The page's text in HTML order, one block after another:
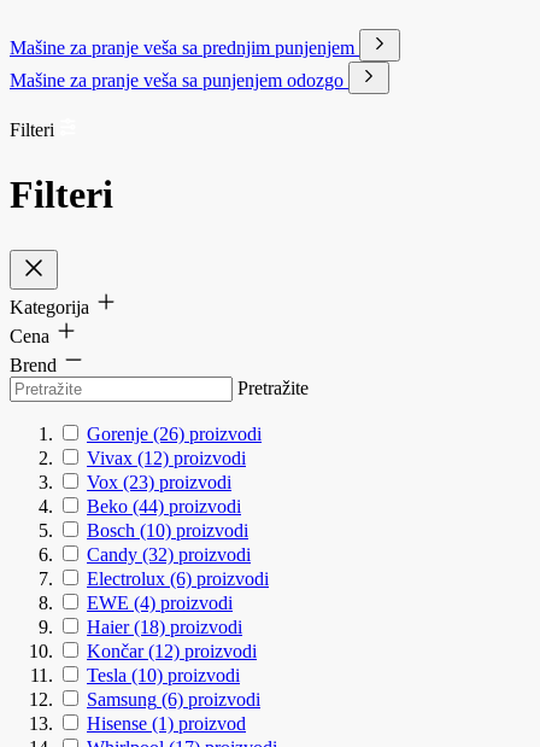
Mašine za pranje veša sa prednjim punjenjem
Mašine za pranje veša sa punjenjem odozgo
Filteri
Filteri
Kategorija
Cena
Brend
Pretražite
Gorenje (26) proizvodi
Vivax (12) proizvodi
Vox (23) proizvodi
Beko (44) proizvodi
Bosch (10) proizvodi
Candy (32) proizvodi
Electrolux (6) proizvodi
EWE (4) proizvodi
Haier (18) proizvodi
Končar (12) proizvodi
Tesla (10) proizvodi
Samsung (6) proizvodi
Hisense (1) proizvod